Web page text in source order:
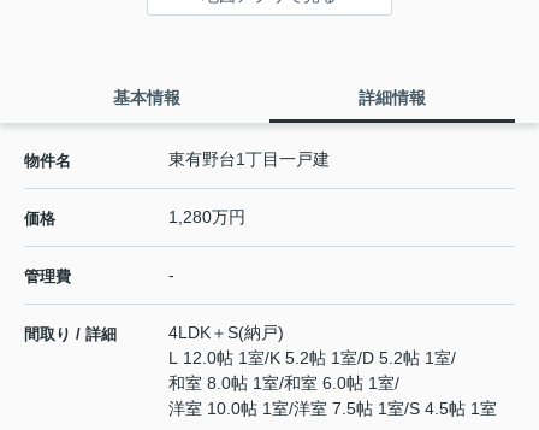
基本情報 詳細情報
物件名 東有野台1丁目一戸建
価格 1,280万円
管理費 -
間取り / 詳細
4LDK＋S(納戸)
L 12.0帖 1室/K 5.2帖 1室/D 5.2帖 1室/
和室 8.0帖 1室/和室 6.0帖 1室/
洋室 10.0帖 1室/洋室 7.5帖 1室/S 4.5帖 1室